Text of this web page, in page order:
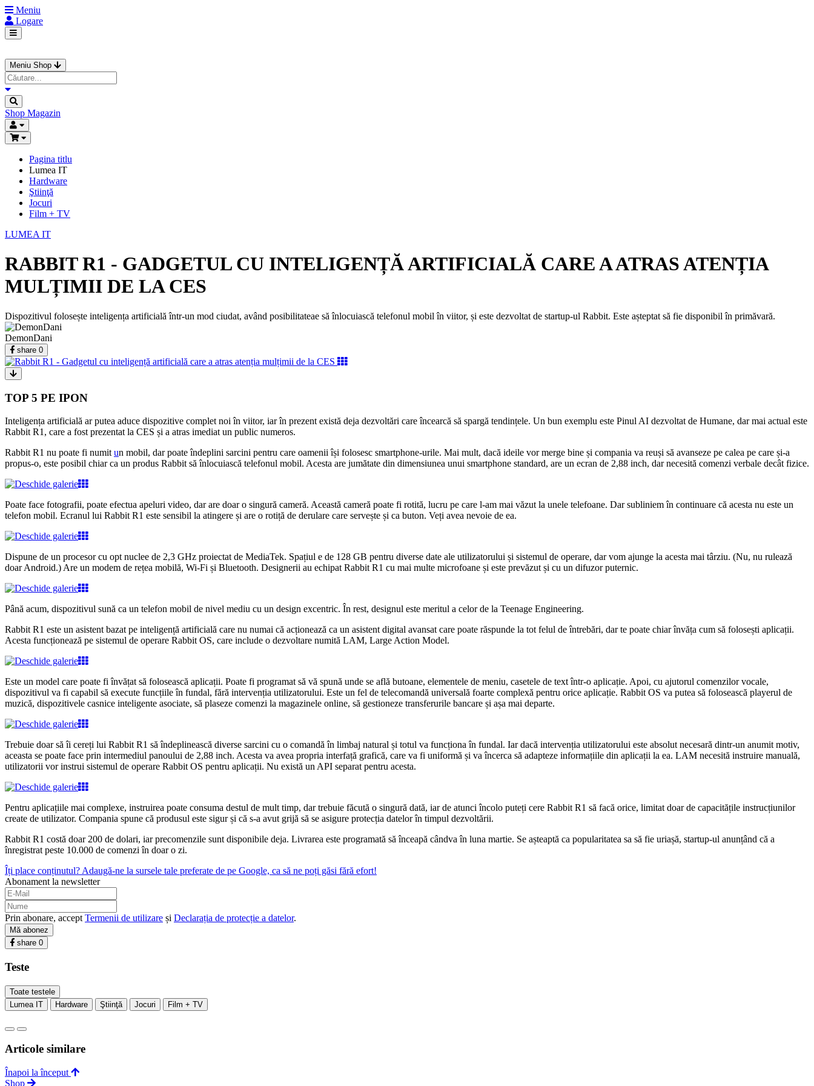
Meniu
Logare
Meniu Shop
Shop Magazin
Pagina titlu
Lumea IT
Hardware
Ştiinţă
Jocuri
Film + TV
LUMEA IT
RABBIT R1 - GADGETUL CU INTELIGENȚĂ ARTIFICIALĂ CARE A ATRAS ATENȚIA
MULȚIMII DE LA CES
Dispozitivul folosește inteligența artificială într-un mod ciudat, având posibilitateae să înlocuiască telefonul mobil în viitor, și este dezvoltat de startup-ul Rabbit. Este așteptat să fie disponibil în primăvară.
DemonDani
share 0
TOP 5 PE IPON
Inteligența artificială ar putea aduce dispozitive complet noi în viitor, iar în prezent există deja dezvoltări care încearcă să spargă tendințele. Un bun exemplu este Pinul AI dezvoltat de Humane, dar mai actual este
Rabbit R1, care a fost prezentat la CES și a atras imediat un public numeros.
Rabbit R1 nu poate fi numit un mobil, dar poate îndeplini sarcini pentru care oamenii își folosesc smartphone-urile. Mai mult, dacă ideile vor merge bine și compania va reuși să avanseze pe calea pe care și-a
propus-o, este posibil chiar ca un produs Rabbit să înlocuiască telefonul mobil. Acesta are jumătate din dimensiunea unui smartphone standard, are un ecran de 2,88 inch, dar necesită comenzi verbale decât fizice.
Poate face fotografii, poate efectua apeluri video, dar are doar o singură cameră. Această cameră poate fi rotită, lucru pe care l-am mai văzut la unele telefoane. Dar subliniem în continuare că acesta nu este un
telefon mobil. Ecranul lui Rabbit R1 este sensibil la atingere și are o rotiță de derulare care servește și ca buton. Veți avea nevoie de ea.
Dispune de un procesor cu opt nuclee de 2,3 GHz proiectat de MediaTek. Spațiul e de 128 GB pentru diverse date ale utilizatorului și sistemul de operare, dar vom ajunge la acesta mai târziu. (Nu, nu rulează
doar Android.) Are un modem de rețea mobilă, Wi-Fi și Bluetooth. Designerii au echipat Rabbit R1 cu mai multe microfoane și este prevăzut și cu un difuzor puternic.
Până acum, dispozitivul sună ca un telefon mobil de nivel mediu cu un design excentric. În rest, designul este meritul a celor de la Teenage Engineering.
Rabbit R1 este un asistent bazat pe inteligență artificială care nu numai că acționează ca un asistent digital avansat care poate răspunde la tot felul de întrebări, dar te poate chiar învăța cum să folosești aplicații.
Acesta funcționează pe sistemul de operare Rabbit OS, care include o dezvoltare numită LAM, Large Action Model.
Este un model care poate fi învățat să folosească aplicații. Poate fi programat să vă spună unde se află butoane, elementele de meniu, casetele de text într-o aplicație. Apoi, cu ajutorul comenzilor vocale,
dispozitivul va fi capabil să execute funcțiile în fundal, fără intervenția utilizatorului. Este un fel de telecomandă universală foarte complexă pentru orice aplicație. Rabbit OS va putea să folosească playerul de
muzică, dispozitivele casnice inteligente asociate, să plaseze comenzi la magazinele online, să gestioneze transferurile bancare și așa mai departe.
Trebuie doar să îi cereți lui Rabbit R1 să îndeplinească diverse sarcini cu o comandă în limbaj natural și totul va funcționa în fundal. Iar dacă intervenția utilizatorului este absolut necesară dintr-un anumit motiv,
aceasta se poate face prin intermediul panoului de 2,88 inch. Acesta va avea propria interfață grafică, care va fi uniformă și va încerca să adapteze informațiile din aplicații la ea. LAM necesită instruire manuală,
utilizatorii vor instrui sistemul de operare Rabbit OS pentru aplicații. Nu există un API separat pentru acesta.
Pentru aplicațiile mai complexe, instruirea poate consuma destul de mult timp, dar trebuie făcută o singură dată, iar de atunci încolo puteți cere Rabbit R1 să facă orice, limitat doar de capacitățile instrucțiunilor
create de utilizator. Compania spune că produsul este sigur și că s-a avut grijă să se asigure protecția datelor în timpul dezvoltării.
Rabbit R1 costă doar 200 de dolari, iar precomenzile sunt disponibile deja. Livrarea este programată să înceapă cândva în luna martie. Se așteaptă ca popularitatea sa să fie uriașă, startup-ul anunțând că a
înregistrat peste 10.000 de comenzi în doar o zi.
Îți place conținutul? Adaugă-ne la sursele tale preferate de pe Google, ca să ne poți găsi fără efort!
Abonament la newsletter
Prin abonare, accept Termenii de utilizare și Declarația de protecție a datelor.
Mă abonez
share 0
Teste
Toate testele
Lumea IT
Hardware Ştiinţă Jocuri Film + TV
Articole similare
Înapoi la început
Shop